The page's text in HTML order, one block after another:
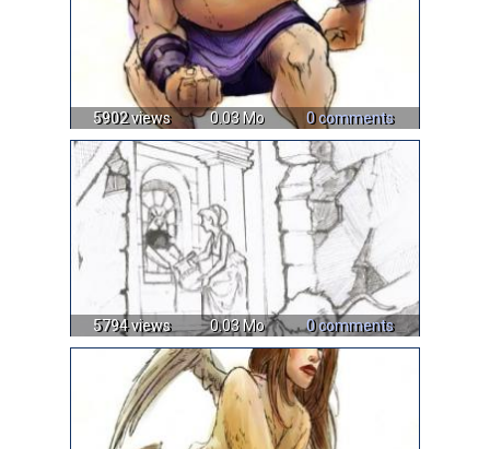
5902 views 0.03 Mo 0 comments
5794 views 0.03 Mo 0 comments